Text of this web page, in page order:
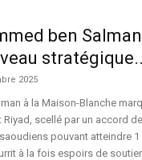
ben
2025
à la Maison-Blanche
scellé par un accord
pouvant atteindre
à la fois espoirs de